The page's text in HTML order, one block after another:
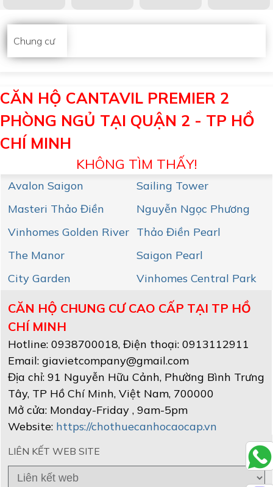
Chung cư
CĂN HỘ CANTAVIL PREMIER 2
PHÒNG NGỦ TẠI QUẬN 2 - TP HỒ
CHÍ MINH
KHÔNG TÌM THẤY!
Avalon Saigon
Sailing Tower
Masteri Thảo Điền
Nguyễn Ngọc Phương
Vinhomes Golden River Thảo Điền Pearl
The Manor
Saigon Pearl
City Garden
Vinhomes Central Park
CĂN HỘ CHUNG CƯ CAO CẤP TẠI TP HỒ
CHÍ MINH
Hotline: 0938700018, Điện thoại: 0913112911
Email: giavietcompany@gmail.com
Địa chỉ: 91 Nguyễn Hữu Cảnh, Phường Bình Trưng
Tây, TP Hồ Chí Minh, Việt Nam, 700000
Mở cửa: Monday-Friday , 9am-5pm
Website: https://chothuecanhocaocap.vn
LIÊN KẾT WEB SITE